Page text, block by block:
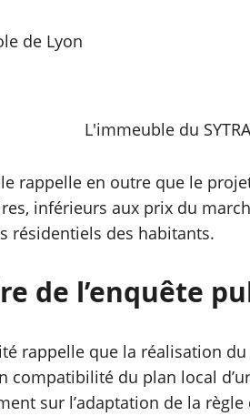
de Lyon
L'immeuble du
rappelle en outre que le
inférieurs aux prix du
résidentiels des habitants.
de l’enquête
rappelle que la réalisation
compatibilité du plan local
sur l’adaptation de la